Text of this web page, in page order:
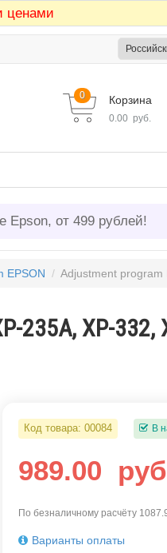
ценами
Корзина
0
0.00 руб.
Epson, от 499 рублей!
EPSON / Adjustment program Epson XP-235, XP-
235A, XP-332,
Код товара:00084 В
989.00
По безналичному расчёту
Варианты оплаты